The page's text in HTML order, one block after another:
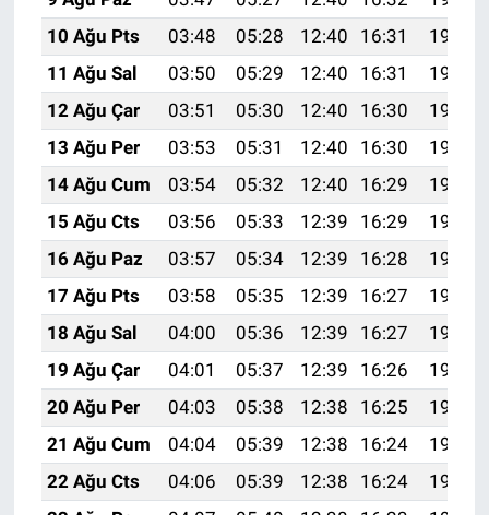
10 Ağu Pts
03:48 05:28 12:40 16:31
19:43
11 Ağu Sal
03:50 05:29 12:40 16:31
19:42
12 Ağu Çar
03:51 05:30 12:40 16:30
19:41
13 Ağu Per
03:53 05:31 12:40 16:30
19:39
14 Ağu Cum
03:54 05:32 12:40 16:29
19:38
15 Ağu Cts
03:56 05:33 12:39 16:29
19:36
16 Ağu Paz
03:57 05:34 12:39 16:28
19:35
17 Ağu Pts
03:58 05:35 12:39 16:27
19:34
18 Ağu Sal
04:00 05:36 12:39 16:27
19:32
19 Ağu Çar
04:01 05:37 12:39 16:26
19:31
20 Ağu Per
04:03 05:38 12:38 16:25
19:29
21 Ağu Cum
04:04 05:39 12:38 16:24
19:28
22 Ağu Cts
04:06 05:39 12:38 16:24
19:26